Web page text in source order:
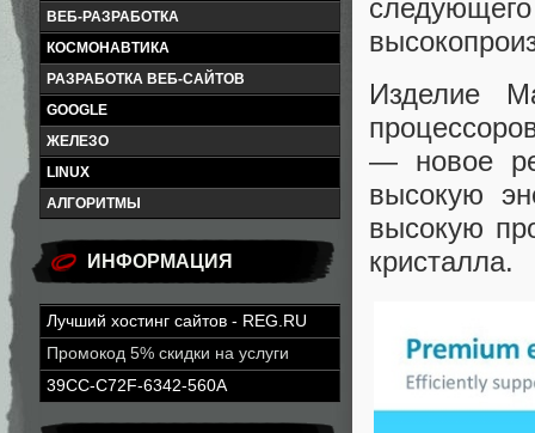
ВЕБ-РАЗРАБОТКА
КОСМОНАВТИКА
РАЗРАБОТКА ВЕБ-САЙТОВ
GOOGLE
ЖЕЛЕЗО
LINUX
АЛГОРИТМЫ
ИНФОРМАЦИЯ
Лучший хостинг сайтов - REG.RU
Промокод 5% скидки на услуги
39CC-C72F-6342-560A
Изделие
— новое
высокую
высокую
кристалла.